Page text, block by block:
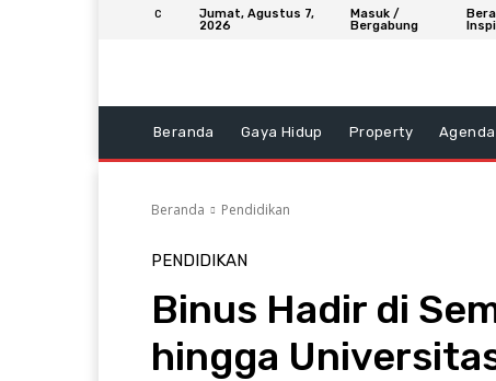
C
Jumat, Agustus 7,
2026
Masuk /
Bergabung
Beranda Gaya Hidup Property Agenda
Beranda Pendidikan
PENDIDIKAN
Binus Hadir di
hingga